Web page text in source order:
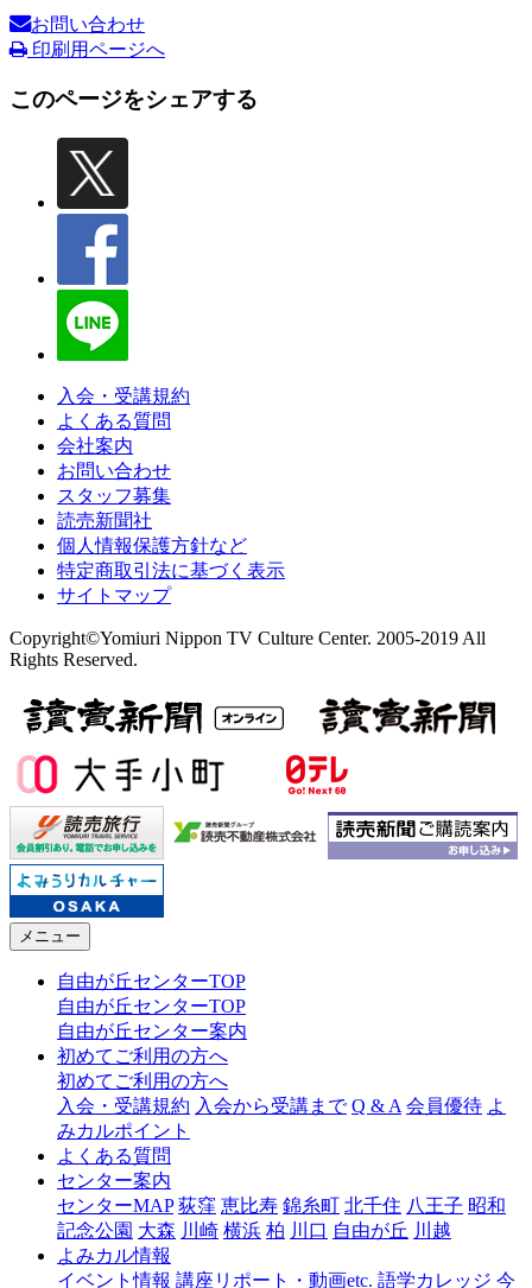
お問い合わせ
印刷用ページへ
このページをシェアする
入会・受講規約
よくある質問
会社案内
お問い合わせ
スタッフ募集
読売新聞社
個人情報保護方針など
特定商取引法に基づく表示
サイトマップ
Copyright©Yomiuri Nippon TV Culture Center. 2005-2019 All
Rights Reserved.
メニュー
自由が丘センターTOP
自由が丘センターTOP
自由が丘センター案内
初めてご利用の方へ
初めてご利用の方へ
入会・受講規約 入会から受講まで Q & A 会員優待 よ
みカルポイント
よくある質問
センター案内
センターMAP 荻窪 恵比寿 錦糸町 北千住 八王子 昭和
記念公園 大森 川崎 横浜 柏 川口 自由が丘 川越
よみカル情報
イベント情報 講座リポート・動画etc. 語学カレッジ 今